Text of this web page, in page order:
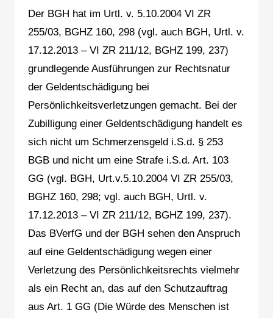
Der BGH hat im Urtl. v. 5.10.2004 VI ZR
255/03, BGHZ 160, 298 (vgl. auch BGH, Urtl. v.
17.12.2013 – VI ZR 211/12, BGHZ 199, 237)
grundlegende Ausführungen zur Rechtsnatur
der Geldentschädigung bei
Persönlichkeitsverletzungen gemacht. Bei der
Zubilligung einer Geldentschädigung handelt es
sich nicht um Schmerzensgeld i.S.d. § 253
BGB und nicht um eine Strafe i.S.d. Art. 103
GG (vgl. BGH, Urt.v.5.10.2004 VI ZR 255/03,
BGHZ 160, 298; vgl. auch BGH, Urtl. v.
17.12.2013 – VI ZR 211/12, BGHZ 199, 237).
Das BVerfG und der BGH sehen den Anspruch
auf eine Geldentschädigung wegen einer
Verletzung des Persönlichkeitsrechts vielmehr
als ein Recht an, das auf den Schutzauftrag
aus Art. 1 GG (Die Würde des Menschen ist